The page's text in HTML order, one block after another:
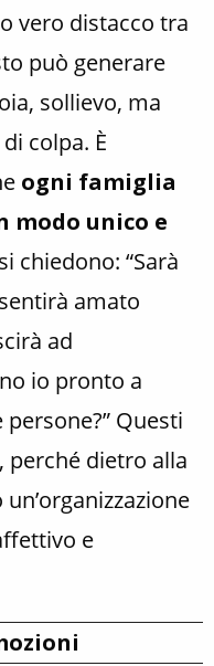
vero distacco tra
può generare
sollievo, ma
colpa. È
ogni famiglia
modo unico e
chiedono: “Sarà
amato
ad
io pronto a
Questi
dietro alla
e